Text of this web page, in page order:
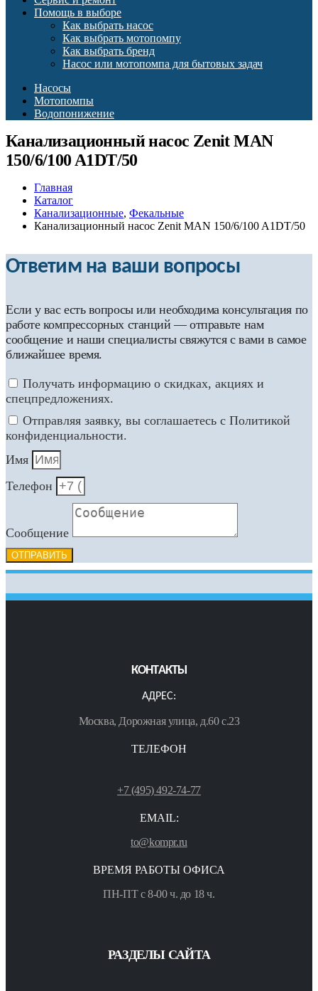
Помощь в выборе
Как выбрать насос
Как выбрать мотопомпу
Как выбрать бренд
Насос или мотопомпа для бытовых задач
Насосы
Мотопомпы
Водопонижение
Канализационный насос Zenit MAN
150/6/100 A1DT/50
Главная
Каталог
Канализационные, Фекальные
Канализационный насос Zenit MAN 150/6/100 A1DT/50
Ответим на ваши вопросы
Если у вас есть вопросы или необходима консультация по
работе компрессорных станций — отправьте нам
сообщение и наши специалисты свяжутся с вами в самое
ближайшее время.
Получать информацию о скидках, акциях и
спецпредложениях.
Отправляя заявку, вы соглашаетесь с Политикой
конфиденциальности.
Имя
Телефон
Сообщение
ОТПРАВИТЬ
КОНТАКТЫ
АДРЕС:
Москва, Дорожная улица, д.60 с.23
ТЕЛЕФОН
+7 (495) 492-74-77
EMAIL:
to@kompr.ru
ВРЕМЯ РАБОТЫ ОФИСА
ПН-ПТ с 8-00 ч. до 18 ч.
РАЗДЕЛЫ САЙТА